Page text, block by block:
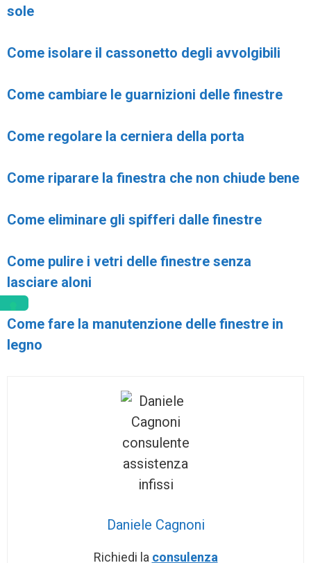
sole
Come isolare il cassonetto degli avvolgibili
Come cambiare le guarnizioni delle finestre
Come regolare la cerniera della porta
Come riparare la finestra che non chiude bene
Come eliminare gli spifferi dalle finestre
Come pulire i vetri delle finestre senza
lasciare aloni
Come fare la manutenzione delle finestre in
legno
Daniele Cagnoni
Richiedi la consulenza